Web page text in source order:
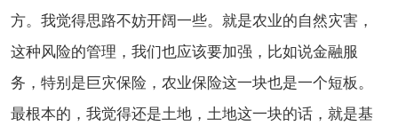
方。我觉得思路不妨开阔一些。就是农业的自然灾害，
这种风险的管理，我们也应该要加强，比如说金融服
务，特别是巨灾保险，农业保险这一块也是一个短板。
最根本的，我觉得还是土地，土地这一块的话，就是基